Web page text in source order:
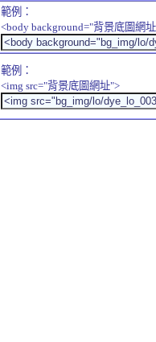
範例：
<body background="背景底圖網
範例：
<img src="背景底圖網址">